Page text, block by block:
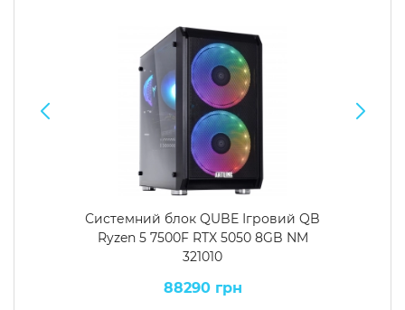
Системний блок QUBE Ігровий QB
Ryzen 5 7500F RTX 5050 8GB NM
321010
88290 грн